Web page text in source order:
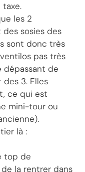
les 2
sosies des
sont donc très
pas très
dépassant de
3. Elles
ce qui est
mini-tour ou
là :
top de
la rentrer dans